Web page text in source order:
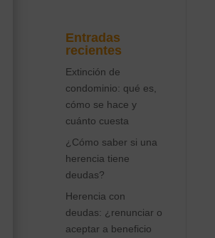
Entradas
recientes
Extinción de
condominio: qué es,
cómo se hace y
cuánto cuesta
¿Cómo saber si una
herencia tiene
deudas?
Herencia con
deudas: ¿renunciar o
aceptar a beneficio